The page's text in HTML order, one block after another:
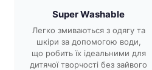
Super Washable
Легко змиваються з одягу та
шкіри за допомогою води,
що робить їх ідеальними для
дитячої творчості без зайвого